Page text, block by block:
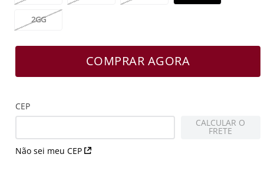
2GG
COMPRAR AGORA
CEP
Não sei meu CEP
CALCULAR O
FRETE